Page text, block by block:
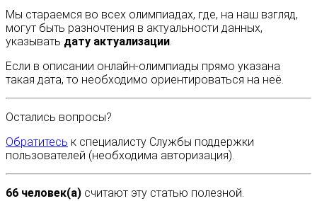
Мы стараемся во всех олимпиадах, где, на наш взгляд,
могут быть разночтения в актуальности данных,
указывать дату актуализации.
Если в описании онлайн-олимпиады прямо указана
такая дата, то необходимо ориентироваться на неё.
Остались вопросы?
Обратитесь к специалисту Службы поддержки
пользователей (необходима авторизация).
66 человек(а) считают эту статью полезной.